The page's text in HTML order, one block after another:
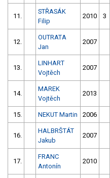
11.
STŘASÁK
Filip
2010 3
12.
OUTRATA
Jan
2007
13.
LINHART
Vojtěch
2007
14.
MAREK
Vojtěch
2013
15. NEKUT Martin 2006
16.
HALBRŠTÁT
Jakub
2007
17.
FRANC
Antonín
2010